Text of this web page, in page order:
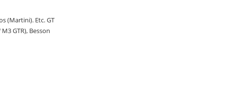
(Martini). Etc. GT
GTR), Besson